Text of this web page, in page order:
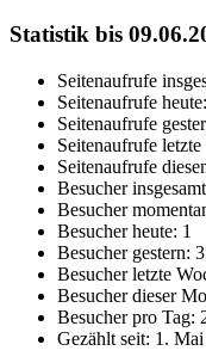
Statistik bis
Seitenaufrufe
Seitenaufrufe
Seitenaufrufe
Seitenaufrufe
Seitenaufrufe
Besucher
Besucher
Besucher heute: 1
Besucher gestern:
Besucher letzte
Besucher dieser
Besucher pro Tag:
Gezählt seit: 1.